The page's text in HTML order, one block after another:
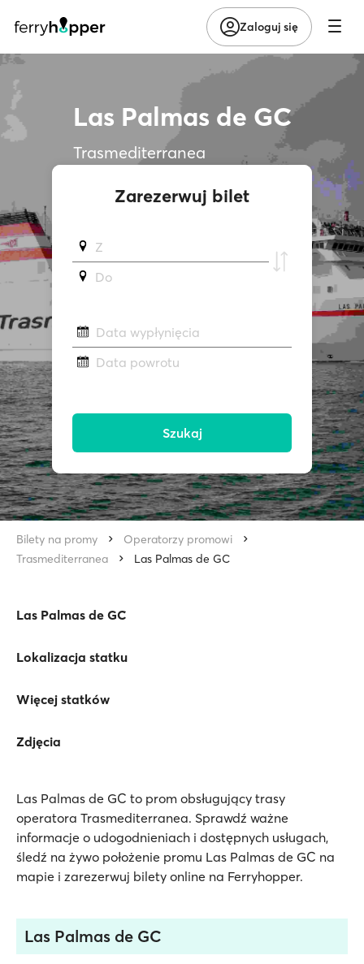
Zaloguj się
Las Palmas de GC
Trasmediterranea
Zarezerwuj bilet
Z
Do
Data wypłynięcia
Data powrotu
Szukaj
Bilety na promy
Operatorzy promowi
Trasmediterranea
Las Palmas de GC
Las Palmas de GC
Lokalizacja statku
Więcej statków
Zdjęcia
Las Palmas de GC to prom obsługujący trasy
operatora Trasmediterranea. Sprawdź ważne
informacje o udogodnieniach i dostępnych usługach,
śledź na żywo położenie promu Las Palmas de GC na
mapie i zarezerwuj bilety online na Ferryhopper.
Las Palmas de GC